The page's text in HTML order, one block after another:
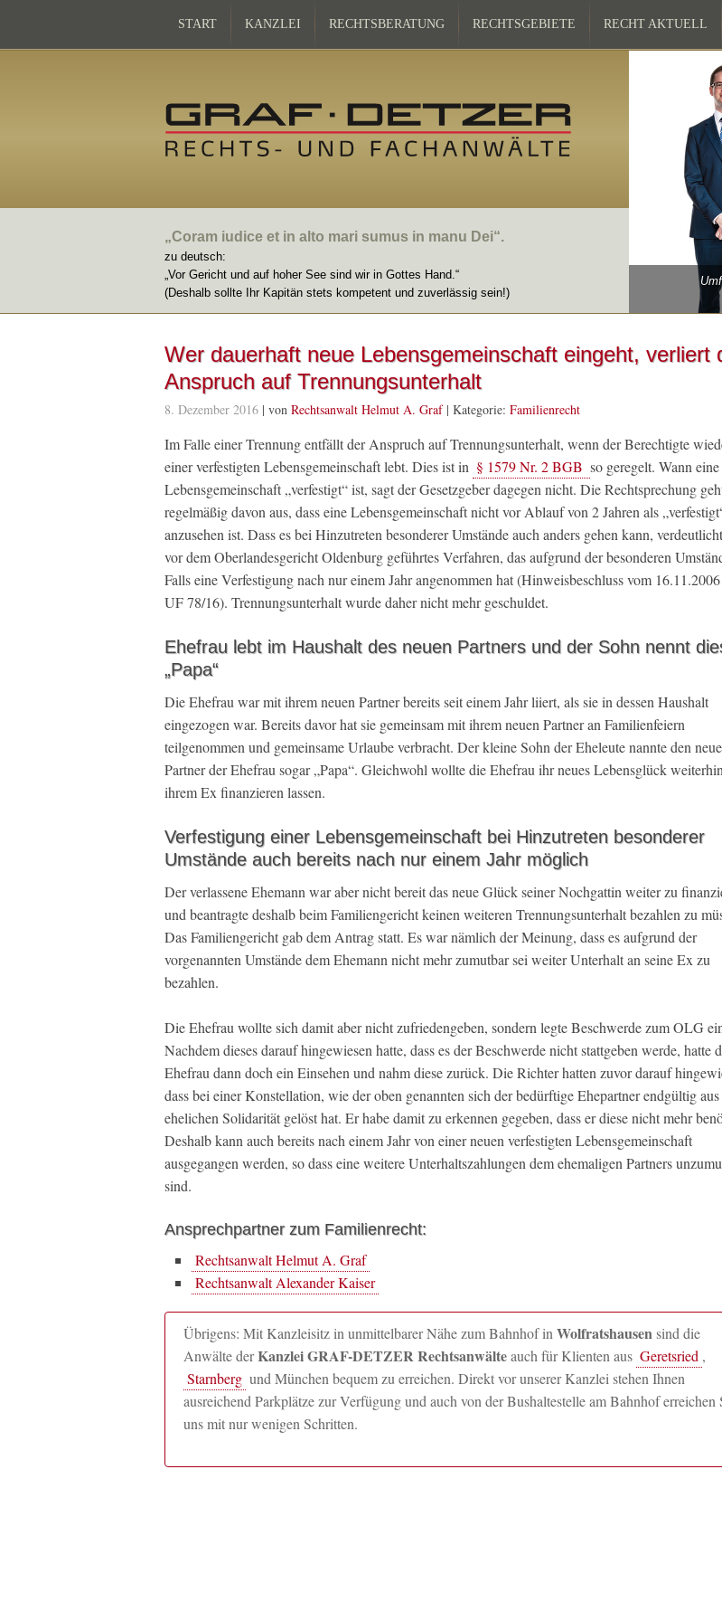
START KANZLEI RECHTSBERATUNG RECHTSGEBIETE RECHT AKTUELL
„Coram iudice et in alto mari sumus in manu Dei“.
zu deutsch:
„Vor Gericht und auf hoher See sind wir in Gottes Hand.“
(Deshalb sollte Ihr Kapitän stets kompetent und zuverlässig sein!)
Wer dauerhaft neue Lebensgemeinschaft eingeht, verliert
Anspruch auf Trennungsunterhalt
8. Dezember 2016 | von Rechtsanwalt Helmut A. Graf| Kategorie: Familienrecht
Im Falle einer Trennung entfällt der Anspruch auf Trennungsunterhalt, wenn der Berechtigte
einer verfestigten Lebensgemeinschaft lebt. Dies ist in § 1579 Nr. 2 BGB so geregelt. Wann
Lebensgemeinschaft „verfestigt“ ist, sagt der Gesetzgeber dagegen nicht. Die Rechtsprechung
regelmäßig davon aus, dass eine Lebensgemeinschaft nicht vor Ablauf von 2 Jahren als
anzusehen ist. Dass es bei Hinzutreten besonderer Umstände auch anders gehen kann,
vor dem Oberlandesgericht Oldenburg geführtes Verfahren, das aufgrund der besonderen
Falls eine Verfestigung nach nur einem Jahr angenommen hat (Hinweisbeschluss vom
UF 78/16). Trennungsunterhalt wurde daher nicht mehr geschuldet.
Ehefrau lebt im Haushalt des neuen Partners und der Sohn nennt
„Papa“
Die Ehefrau war mit ihrem neuen Partner bereits seit einem Jahr liiert, als sie in dessen Haushalt
eingezogen war. Bereits davor hat sie gemeinsam mit ihrem neuen Partner an Familienfeiern
teilgenommen und gemeinsame Urlaube verbracht. Der kleine Sohn der Eheleute nannte den
Partner der Ehefrau sogar „Papa“. Gleichwohl wollte die Ehefrau ihr neues Lebensglück
ihrem Ex finanzieren lassen.
Verfestigung einer Lebensgemeinschaft bei Hinzutreten besonderer
Umstände auch bereits nach nur einem Jahr möglich
Der verlassene Ehemann war aber nicht bereit das neue Glück seiner Nochgattin weiter zu
und beantragte deshalb beim Familiengericht keinen weiteren Trennungsunterhalt bezahlen zu
Das Familiengericht gab dem Antrag statt. Es war nämlich der Meinung, dass es aufgrund der
vorgenannten Umstände dem Ehemann nicht mehr zumutbar sei weiter Unterhalt an seine Ex zu
bezahlen.
Die Ehefrau wollte sich damit aber nicht zufriedengeben, sondern legte Beschwerde zum OLG
Nachdem dieses darauf hingewiesen hatte, dass es der Beschwerde nicht stattgeben werde, hatte
Ehefrau dann doch ein Einsehen und nahm diese zurück. Die Richter hatten zuvor darauf
dass bei einer Konstellation, wie der oben genannten sich der bedürftige Ehepartner endgültig
ehelichen Solidarität gelöst hat. Er habe damit zu erkennen gegeben, dass er diese nicht mehr
Deshalb kann auch bereits nach einem Jahr von einer neuen verfestigten Lebensgemeinschaft
ausgegangen werden, so dass eine weitere Unterhaltszahlungen dem ehemaligen Partners
sind.
Ansprechpartner zum Familienrecht:
Rechtsanwalt Helmut A. Graf
Rechtsanwalt Alexander Kaiser
Übrigens: Mit Kanzleisitz in unmittelbarer Nähe zum Bahnhof in Wolfratshausensind die
Anwälte derKanzlei GRAF-DETZER Rechtsanwälteauch für Klienten aus Geretsried ,
Starnberg und München bequem zu erreichen. Direkt vor unserer Kanzlei stehen Ihnen
ausreichend Parkplätze zur Verfügung und auch von der Bushaltestelle am Bahnhof erreichen
uns mit nur wenigen Schritten.